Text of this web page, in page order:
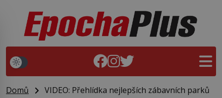
Domů
VIDEO: Přehlídka nejlepších zábavních parků